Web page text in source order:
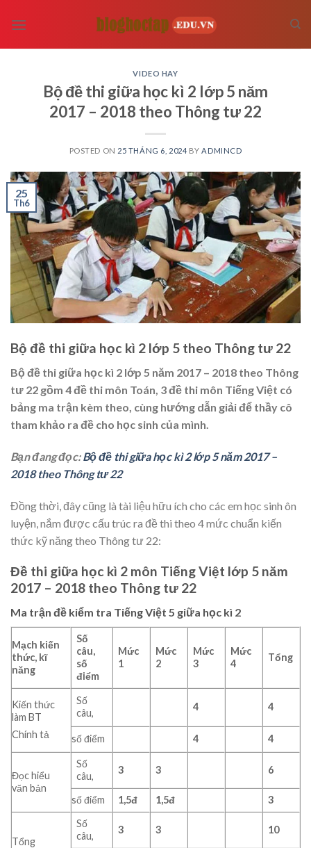
VIDEO HAY
Bộ đề thi giữa học kì 2 lớp 5 năm
2017 – 2018 theo Thông tư 22
POSTED ON 25 THÁNG 6, 2024 BY ADMINCD
25
Th6
Bộ đề thi giữa học kì 2 lớp 5 theo Thông tư 22
Bộ đề thi giữa học kì 2 lớp 5 năm 2017 – 2018 theo Thông
tư 22 gồm 4 đề thi môn Toán, 3 đề thi môn Tiếng Việt có
bảng ma trận kèm theo, cùng hướng dẫn giải để thầy cô
tham khảo ra đề cho học sinh của mình.
Bạn đang đọc:Bộ đề thi giữa học kì 2 lớp 5 năm 2017 –
2018 theo Thông tư 22
Đồng thời, đây cũng là tài liệu hữu ích cho các em học sinh ôn
luyện, nắm được cấu trúc ra đề thi theo 4 mức chuẩn kiến
thức kỹ năng theo Thông tư 22:
Đề thi giữa học kì 2 môn Tiếng Việt lớp 5 năm
2017 – 2018 theo Thông tư 22
Ma trận đề kiểm tra Tiếng Việt 5 giữa học kì 2
Mạch kiến
thức, kĩ
năng
Số
câu,
số
điểm
Mức
1
Mức
2
Mức
3
Mức
4
Tổng
Kiến thức
làm BT
Chính tả
Số
câu,
4 4
số điểm 4 4
Đọc hiểu
văn bản
Số
câu,
3 3 6
số điểm 1,5đ 1,5đ 3
Tổng
Số
câu,
3 3 10